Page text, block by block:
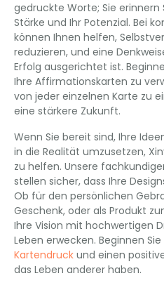
gedruckte Worte; Sie
Stärke und Ihr Potenzial. Bei
können Ihnen helfen,
reduzieren, und eine
Erfolg ausgerichtet ist.
Ihre Affirmationskarten zu
von jeder einzelnen Karte zu
eine stärkere Zukunft.
Wenn Sie bereit sind, Ihre
in die Realität umzusetzen,
zu helfen. Unsere
stellen sicher, dass Ihre
Ob für den persönlichen
Geschenk, oder als Produkt
Ihre Vision mit hochwertigen
Leben erwecken. Beginnen
Kartendruck und einen
das Leben anderer haben.